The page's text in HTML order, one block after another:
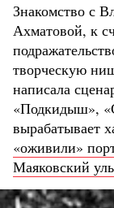
Знакомство с
Ахматовой, к
творческую
написала
«Подкидыш»,
вырабатывает
«оживили»
Маяковский